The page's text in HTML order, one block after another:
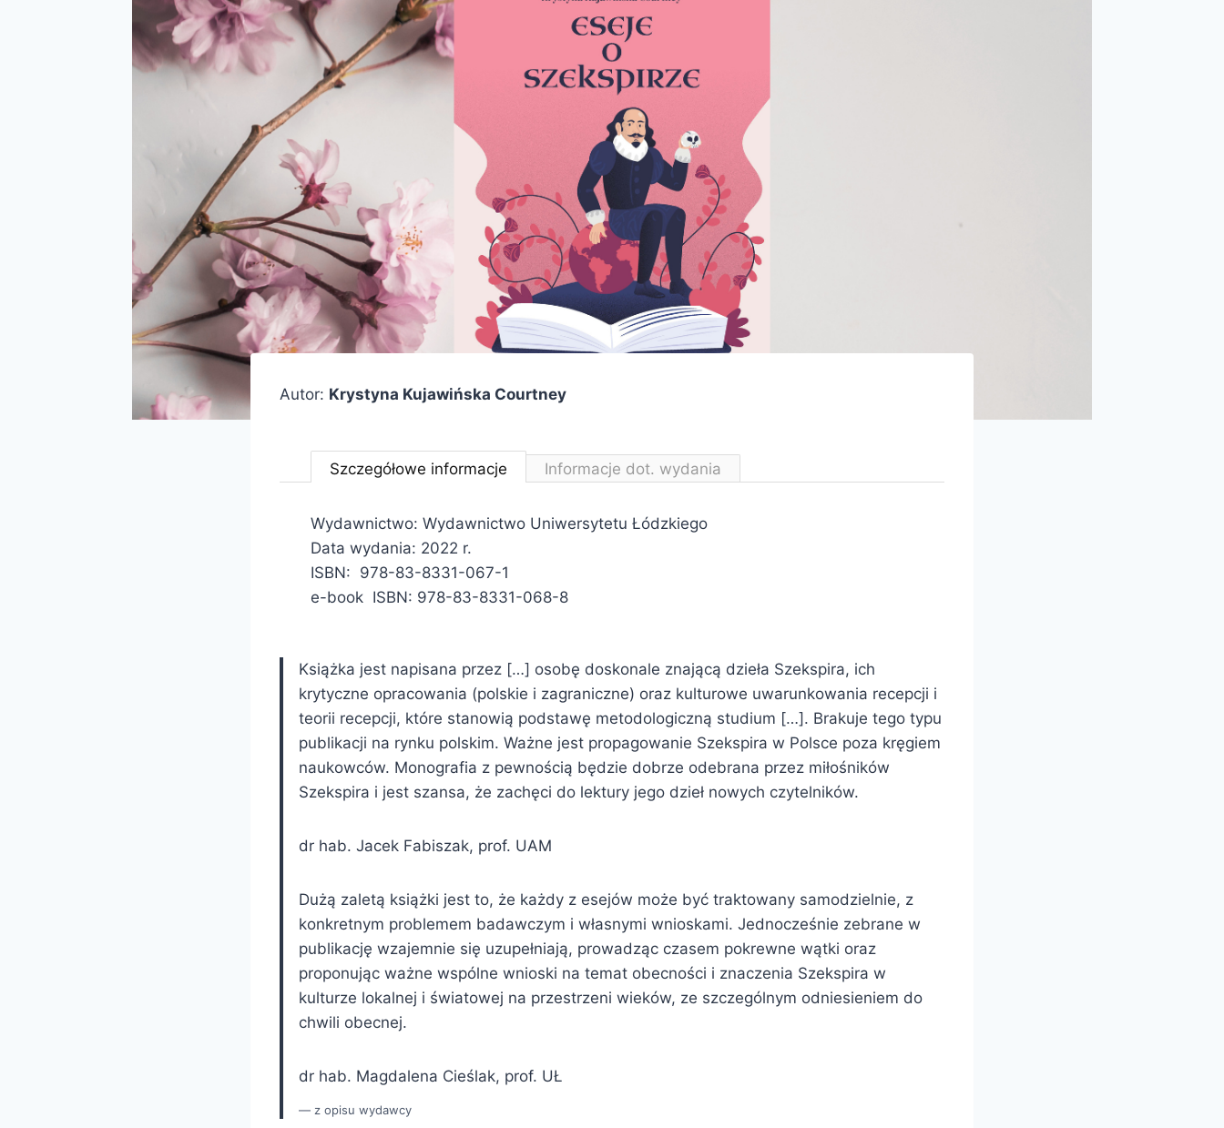
Autor: Krystyna Kujawińska Courtney
Szczegółowe informacje Informacje dot. wydania
Wydawnictwo: Wydawnictwo Uniwersytetu Łódzkiego
Data wydania: 2022 r.
ISBN: 978-83-8331-067-1
e-book ISBN: 978-83-8331-068-8
Książka jest napisana przez […] osobę doskonale znającą dzieła Szekspira, ich
krytyczne opracowania (polskie i zagraniczne) oraz kulturowe uwarunkowania recepcji i
teorii recepcji, które stanowią podstawę metodologiczną studium […]. Brakuje tego typu
publikacji na rynku polskim. Ważne jest propagowanie Szekspira w Polsce poza kręgiem
naukowców. Monografia z pewnością będzie dobrze odebrana przez miłośników
Szekspira i jest szansa, że zachęci do lektury jego dzieł nowych czytelników.
dr hab. Jacek Fabiszak, prof. UAM
Dużą zaletą książki jest to, że każdy z esejów może być traktowany samodzielnie, z
konkretnym problemem badawczym i własnymi wnioskami. Jednocześnie zebrane w
publikację wzajemnie się uzupełniają, prowadząc czasem pokrewne wątki oraz
proponując ważne wspólne wnioski na temat obecności i znaczenia Szekspira w
kulturze lokalnej i światowej na przestrzeni wieków, ze szczególnym odniesieniem do
chwili obecnej.
dr hab. Magdalena Cieślak, prof. UŁ
z opisu wydawcy